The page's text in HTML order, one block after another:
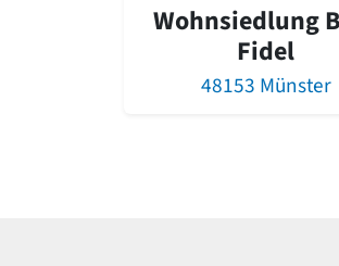
Wohnsiedlung
Fidel
48153 Münster